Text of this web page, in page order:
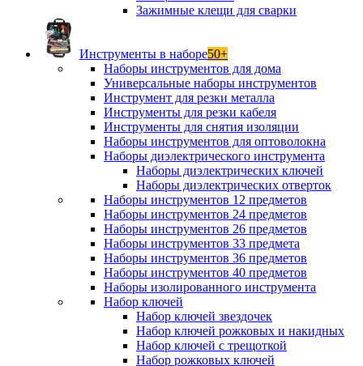
Зажимные клещи для сварки
Инструменты в наборе50+
Наборы инструментов для дома
Универсальные наборы инструментов
Инструмент для резки металла
Инструменты для резки кабеля
Инструменты для снятия изоляции
Наборы инструментов для оптоволокна
Наборы диэлектрического инструмента
Наборы диэлектрических ключей
Наборы диэлектрических отверток
Наборы инструментов 12 предметов
Наборы инструментов 24 предметов
Наборы инструментов 26 предметов
Наборы инструментов 33 предмета
Наборы инструментов 36 предметов
Наборы инструментов 40 предметов
Наборы изолированного инструмента
Набор ключей
Набор ключей звездочек
Набор ключей рожковых и накидных
Набор ключей с трещоткой
Набор рожковых ключей